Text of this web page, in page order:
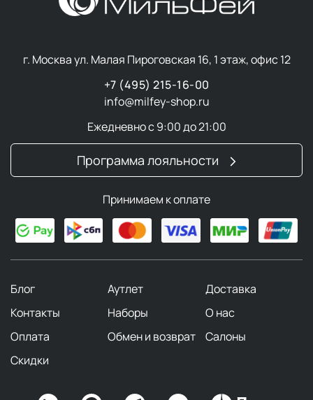
г. Москва ул. Малая Пироговская 16, 1 этаж, офис 12
+7 (495) 215-16-00
info@milfey-shop.ru
Ежедневно с 9:00 до 21:00
Программа лояльности
Принимаем к оплате
Блог Аутлет
Доставка
Контакты
Наборы
О нас
Оплата
Обмен и возврат
Салоны
Скидки